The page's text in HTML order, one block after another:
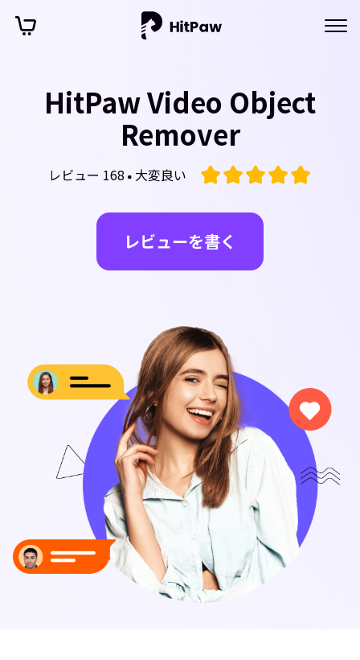
HitPaw Video Object
Remover
レビュー 168 大変良い
レビューを書く